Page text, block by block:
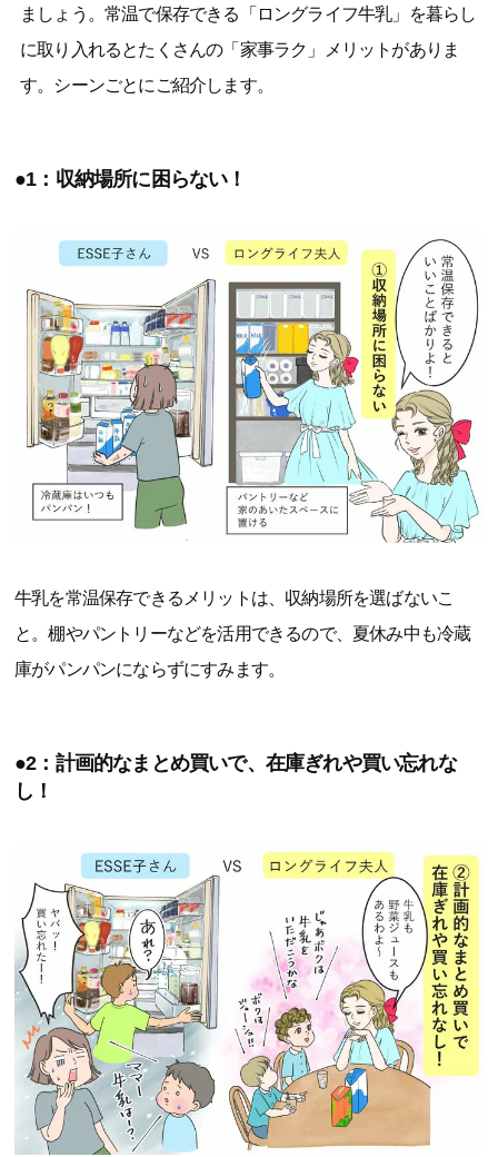
ましょう。常温で保存できる「ロングライフ牛乳」を暮らし
に取り入れるとたくさんの「家事ラク」メリットがありま
す。シーンごとにご紹介します。
●1：収納場所に困らない！
牛乳を常温保存できるメリットは、収納場所を選ばないこ
と。棚やパントリーなどを活用できるので、夏休み中も冷蔵
庫がパンパンにならずにすみます。
●2：計画的なまとめ買いで、在庫ぎれや買い忘れな
し！